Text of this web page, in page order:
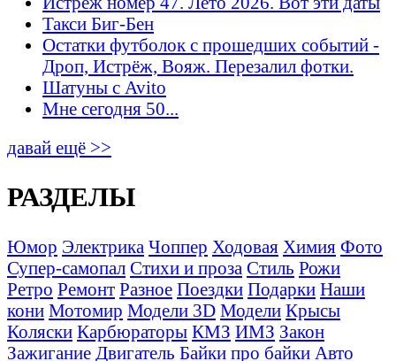
Такси Биг-Бен
Остатки футболок с прошедших событий -
Дроп, Истрёж, Вояж. Перезалил фотки.
Шатуны с Avito
Мне сегодня 50...
давай ещё >>
РАЗДЕЛЫ
Юмор Электрика Чоппер Ходовая Химия Фото
Супер-самопал Стихи и проза Стиль Рожи
Ретро Ремонт Разное Поездки Подарки Наши
кони Мотомир Модели 3D Модели Крысы
Коляски Карбюраторы КМЗ ИМЗ Закон
Зажигание Двигатель Байки про байки Авто